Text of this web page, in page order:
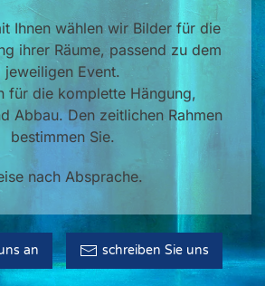
Ihnen wählen wir Bilder für die
ihrer Räume, passend zu dem
jeweiligen Event.
für die komplette Hängung,
Abbau. Den zeitlichen Rahmen
bestimmen Sie.
nach Absprache.
an schreiben Sie uns